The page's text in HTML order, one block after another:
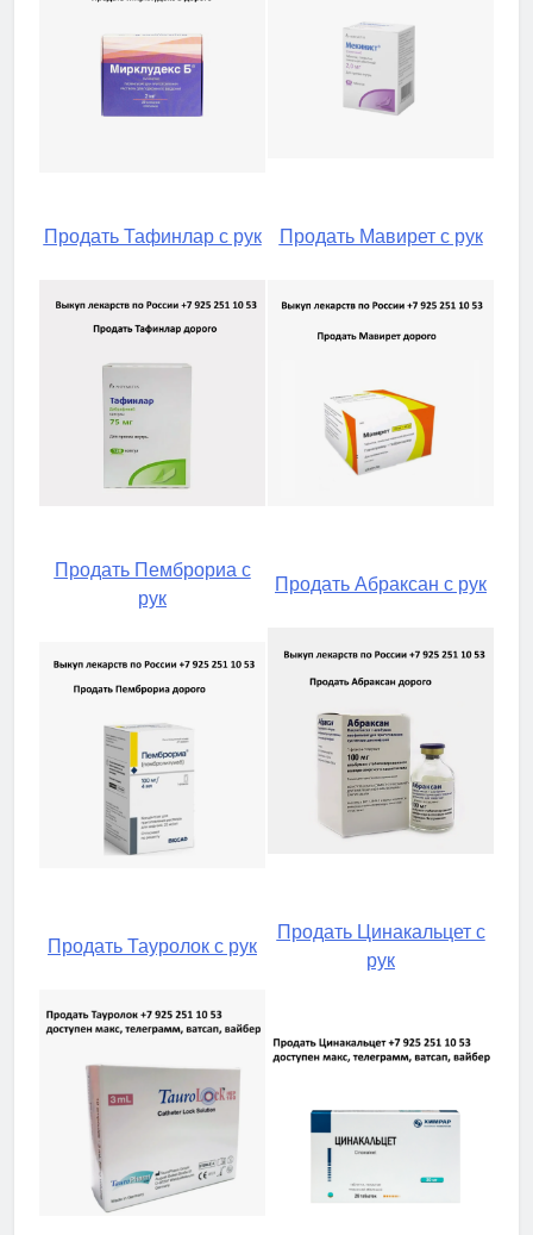
Продать Тафинлар с рук Продать Мавирет с рук
Продать Пемброриа с
рук
Продать Абраксан с рук
Продать Тауролок с рук
Продать Цинакальцет с
рук